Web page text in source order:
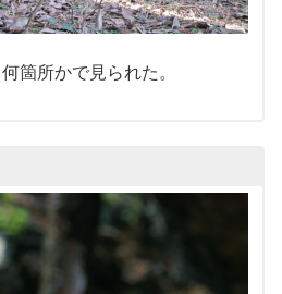
箇所かで見られた。